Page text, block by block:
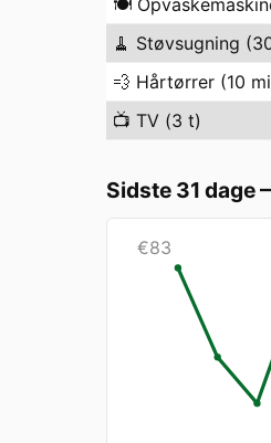
🍽️
🧹 Støvsugning
💨 Hårtørrer (10
📺 TV (3 t)
Sidste 31 dage
€83